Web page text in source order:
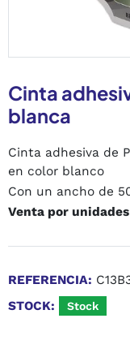
Cinta
blanca
Cinta adhesiva de
en color blanco
Con un ancho de
Venta por unidades
REFERENCIA:
STOCK:
Stock